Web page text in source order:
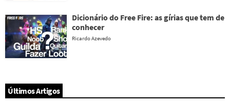
Dicionário do Free Fire: as gírias que tem de
conhecer
Ricardo Azevedo
Últimos Artigos